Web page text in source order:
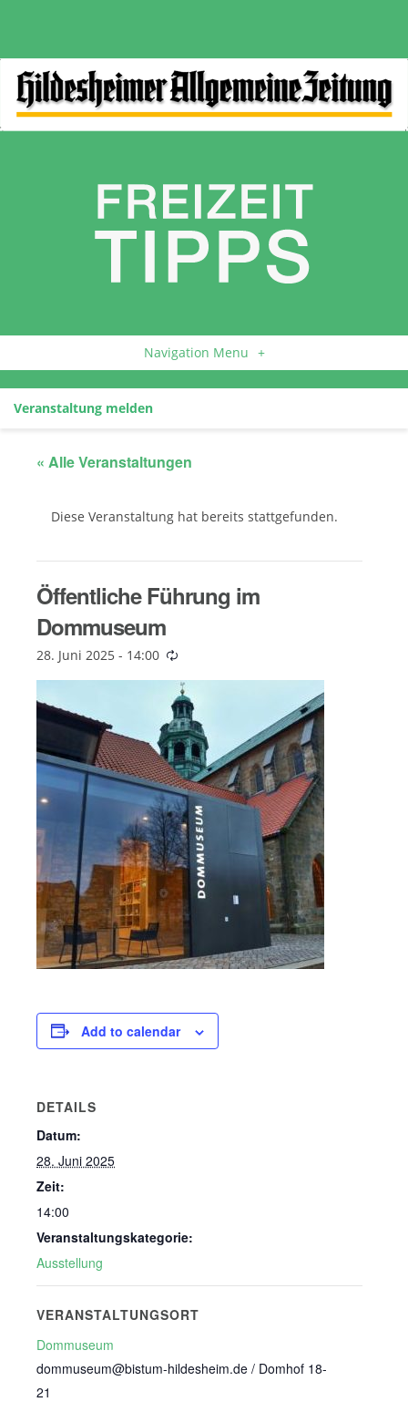
Navigation Menu +
Veranstaltung melden
« Alle Veranstaltungen
Diese Veranstaltung hat bereits stattgefunden.
Öffentliche Führung im
Dommuseum
28. Juni 2025 - 14:00
Add to calendar
DETAILS
Datum:
28. Juni 2025
Zeit:
14:00
Veranstaltungskategorie:
Ausstellung
VERANSTALTUNGSORT
Dommuseum
dommuseum@bistum-hildesheim.de / Domhof 18-
21